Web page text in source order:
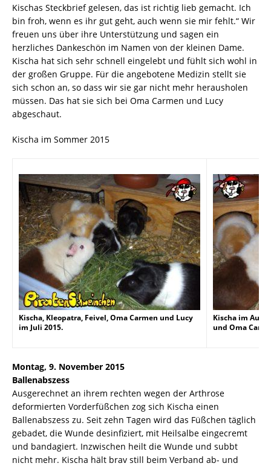
Kischas Steckbrief gelesen, das ist richtig lieb gemacht. Ich
bin froh, wenn es ihr gut geht, auch wenn sie mir fehlt.“ Wir
freuen uns über ihre Unterstützung und sagen ein
herzliches Dankeschön im Namen von der kleinen Dame.
Kischa hat sich sehr schnell eingelebt und fühlt sich wohl in
der großen Gruppe. Für die angebotene Medizin stellt sie
sich schon an, so dass wir sie gar nicht mehr herausholen
müssen. Das hat sie sich bei Oma Carmen und Lucy
abgeschaut.
Kischa im Sommer 2015
Kischa, Kleopatra, Feivel, Oma Carmen und Lucy
im Juli 2015.
Kischa im
und Oma
Montag, 9. November 2015
Ballenabszess
Ausgerechnet an ihrem rechten wegen der Arthrose
deformierten Vorderfüßchen zog sich Kischa einen
Ballenabszess zu. Seit zehn Tagen wird das Füßchen täglich
gebadet, die Wunde desinfiziert, mit Heilsalbe eingecremt
und bandagiert. Inzwischen heilt die Wunde und subbt
nicht mehr. Kischa hält brav still beim Verband ab- und